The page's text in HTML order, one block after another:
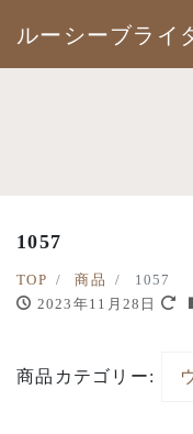
ルーシーブライ
1057
TOP 商品
1057
2023年11月28日
商品カテゴリー: